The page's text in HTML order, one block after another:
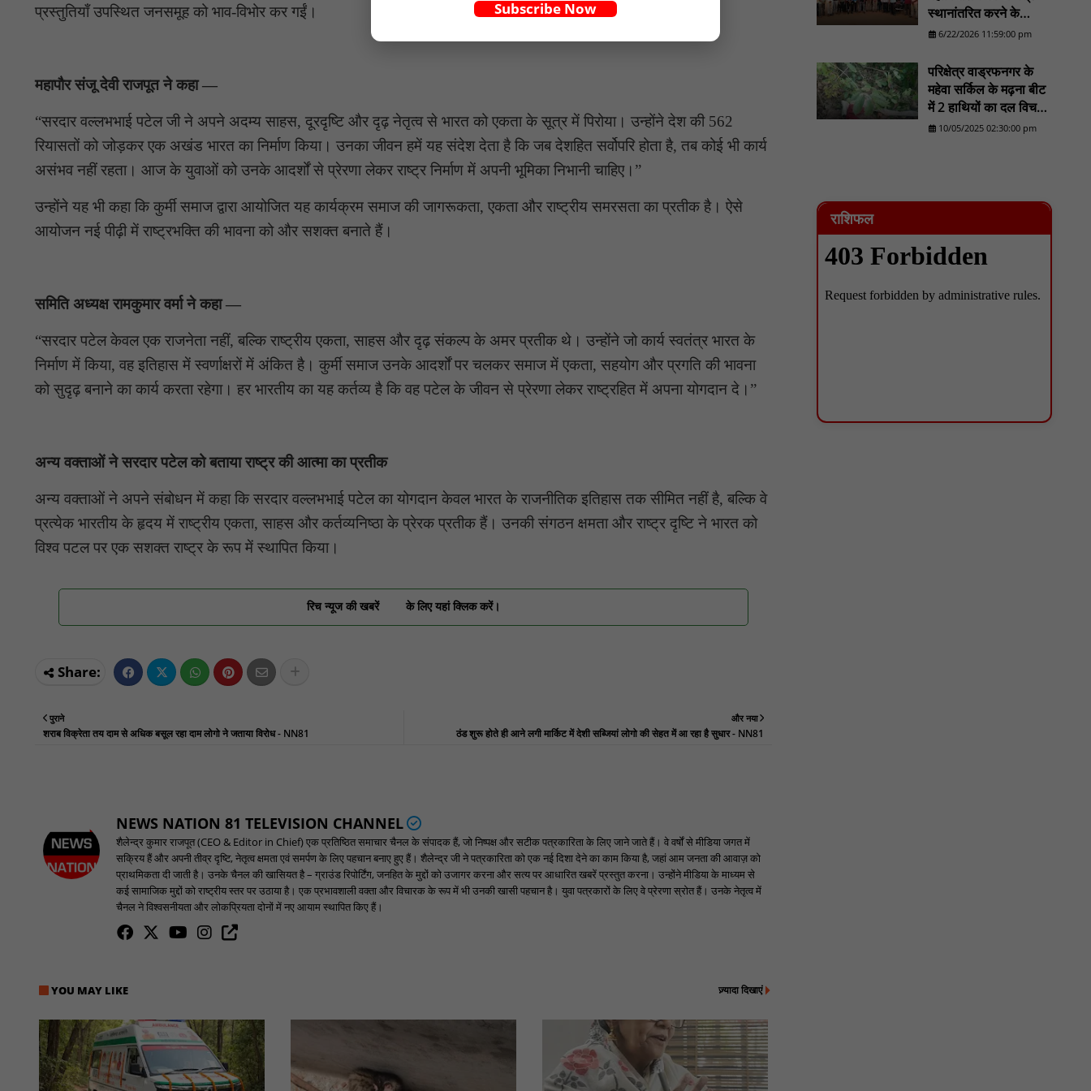
प्रस्तुतियाँ उपस्थित जनसमूह को भाव-विभोर कर गईं।
महापौर संजू देवी राजपूत ने कहा —
“सरदार वल्लभभाई पटेल जी ने अपने अदम्य साहस, दूरदृष्टि और दृढ़ नेतृत्व से भारत को एकता के सूत्र में पिरोया। उन्होंने देश की 562
रियासतों को जोड़कर एक अखंड भारत का निर्माण किया। उनका जीवन हमें यह संदेश देता है कि जब देशहित सर्वोपरि होता है, तब कोई भी कार्य
असंभव नहीं रहता। आज के युवाओं को उनके आदर्शों से प्रेरणा लेकर राष्ट्र निर्माण में अपनी भूमिका निभानी चाहिए।”
उन्होंने यह भी कहा कि कुर्मी समाज द्वारा आयोजित यह कार्यक्रम समाज की जागरूकता, एकता और राष्ट्रीय समरसता का प्रतीक है। ऐसे
आयोजन नई पीढ़ी में राष्ट्रभक्ति की भावना को और सशक्त बनाते हैं।
समिति अध्यक्ष रामकुमार वर्मा ने कहा —
“सरदार पटेल केवल एक राजनेता नहीं, बल्कि राष्ट्रीय एकता, साहस और दृढ़ संकल्प के अमर प्रतीक थे। उन्होंने जो कार्य स्वतंत्र भारत के
निर्माण में किया, वह इतिहास में स्वर्णाक्षरों में अंकित है। कुर्मी समाज उनके आदर्शों पर चलकर समाज में एकता, सहयोग और प्रगति की भावना
को सुदृढ़ बनाने का कार्य करता रहेगा। हर भारतीय का यह कर्तव्य है कि वह पटेल के जीवन से प्रेरणा लेकर राष्ट्रहित में अपना योगदान दे।”
अन्य वक्ताओं ने सरदार पटेल को बताया राष्ट्र की आत्मा का प्रतीक
अन्य वक्ताओं ने अपने संबोधन में कहा कि सरदार वल्लभभाई पटेल का योगदान केवल भारत के राजनीतिक इतिहास तक सीमित नहीं है, बल्कि वे
प्रत्येक भारतीय के हृदय में राष्ट्रीय एकता, साहस और कर्तव्यनिष्ठा के प्रेरक प्रतीक हैं। उनकी संगठन क्षमता और राष्ट्र दृष्टि ने भारत को
विश्व पटल पर एक सशक्त राष्ट्र के रूप में स्थापित किया।
रिच न्यूज की खबरें के लिए यहां क्लिक करें।
और नया
ठंड शुरू होते ही आने लगी मार्किट में देशी सब्जियां लोगो की सेहत में आ रहा है सुधार - NN81
पुराने
शराब विक्रेता तय दाम से अधिक बसूल रहा दाम लोगो ने जताया विरोध - NN81
NEWS NATION 81 TELEVISION CHANNEL
शैलेन्द्र कुमार राजपूत (CEO & Editor in Chief) एक प्रतिष्ठित समाचार चैनल के संपादक हैं, जो निष्पक्ष और सटीक पत्रकारिता के लिए जाने जाते हैं। वे वर्षों से मीडिया जगत में
सक्रिय हैं और अपनी तीव्र दृष्टि, नेतृत्व क्षमता एवं समर्पण के लिए पहचान बनाए हुए हैं। शैलेन्द्र जी ने पत्रकारिता को एक नई दिशा देने का काम किया है, जहां आम जनता की आवाज़ को
प्राथमिकता दी जाती है। उनके चैनल की खासियत है – ग्राउंड रिपोर्टिंग, जनहित के मुद्दों को उजागर करना और सत्य पर आधारित खबरें प्रस्तुत करना। उन्होंने मीडिया के माध्यम से
कई सामाजिक मुद्दों को राष्ट्रीय स्तर पर उठाया है। एक प्रभावशाली वक्ता और विचारक के रूप में भी उनकी खासी पहचान है। युवा पत्रकारों के लिए वे प्रेरणा स्रोत हैं। उनके नेतृत्व में
चैनल ने विश्वसनीयता और लोकप्रियता दोनों में नए आयाम स्थापित किए हैं।
YOU MAY LIKE ज़्यादा दिखाएं
Subscribe Now
में NCP वर्कर्स से मुलाकात की : NN81
सदर विधायक प्रकाश द्विवेदी ने लगभग ₹4.30 करोड़
शिलान्यास : NN81
स्थानांतरित करने के
प्रयास का होगा व्यापक
81
6/22/2026 11:59:00 pm
परिक्षेत्र वाड्रफनगर के
महेवा सर्किल के मढ़ना बीट
में 2 हाथियों का दल विचरण
करने का लोकेशन वन
10/05/2025 02:30:00 pm
राशिफल